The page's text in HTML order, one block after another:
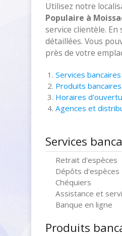
Utilisez notre
Populaire à
service clientèle.
détaillées. Vous
près de votre
Services
Produits
Horaires
Agences et
Services
Retrait d'espèces
Dépôts d'espèces
Chéquiers
Assistance et
Banque en ligne
Produits